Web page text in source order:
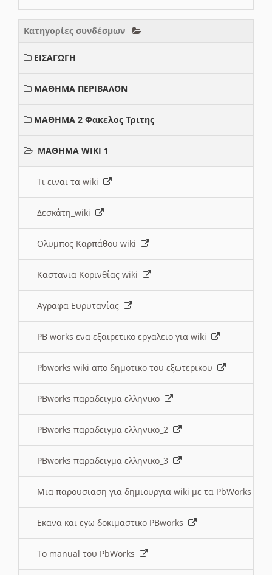
Κατηγορίες συνδέσμων
ΕΙΣΑΓΩΓΗ
ΜΑΘΗΜΑ ΠΕΡΙΒΑΛΟΝ
ΜΑΘΗΜΑ 2 Φακελος Τριτης
ΜΑΘΗΜΑ WIKI 1
Τι ειναι τα wiki
Δεσκάτη_wiki
Ολυμπος Καρπάθου wiki
Καστανια Κορινθίας wiki
Αγραφα Ευρυτανίας
PB works ενα εξαιρετικο εργαλειο για wiki
Pbworks wiki απο δημοτικο του εξωτερικου
PBworks παραδειγμα ελληνικο
PBworks παραδειγμα ελληνικο_2
PBworks παραδειγμα ελληνικο_3
Μια παρουσιαση για δημιουργια wiki με τα PbWorks
Εκανα και εγω δοκιμαστικο PBworks
Το manual του PbWorks